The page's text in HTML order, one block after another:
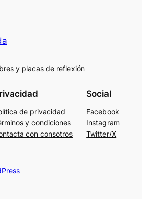
y placas de reflexión
de privacidad
y condiciones
con consotros
Social
Facebook
Instagram
Twitter/X